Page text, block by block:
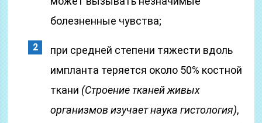
болезненные чувства;
при средней степени тяжести вдоль
импланта теряется около 50% костной
ткани (Строение тканей живых
организмов изучает наука гистология),